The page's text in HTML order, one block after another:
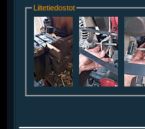
Liitetiedostot